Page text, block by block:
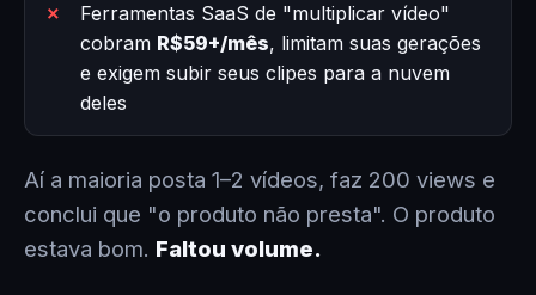
Ferramentas SaaS de "multiplicar vídeo"
cobram R$59+/mês, limitam suas gerações
e exigem subir seus clipes para a nuvem
deles
Aí a maioria posta 1–2 vídeos, faz 200 views e
conclui que "o produto não presta". O produto
estava bom. Faltou volume.